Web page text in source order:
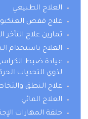
العلاج الطبيعي
علاج قفص
تمارين علاج
العلاج باستخدام
عيادة ضبط
لذوي التحديات
علاج النطق
العلاج المائي
حلقة المهارات